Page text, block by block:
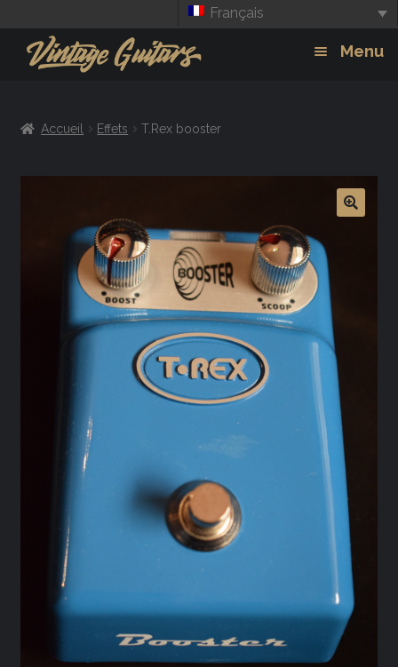
Français
Menu
Amplis
Effets
Accueil Effets T.Rex booster